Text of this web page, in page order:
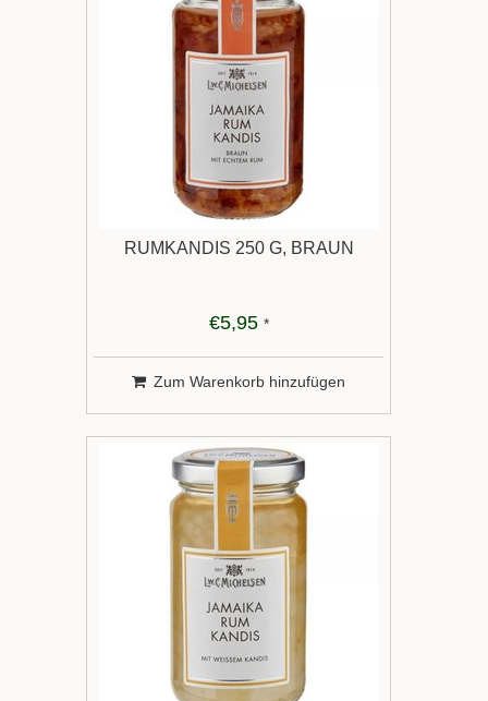
RUMKANDIS 250 G, BRAUN
€5,95 *
Zum Warenkorb hinzufügen